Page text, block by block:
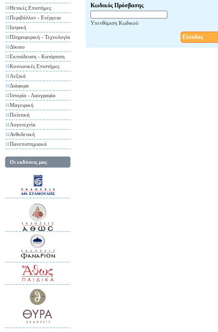
Θετικές Επιστήμες
Περιβάλλον - Ενέργεια
Ιατρική
Πληροφορική - Τεχνολογία
Δίκαιο
Εκπαίδευση - Κατάρτιση
Κοινωνικές Επιστήμες
Λεξικά
Διάφορα
Ιστορία - Λαογραφία
Μαγειρική
Πολιτική
Λογοτεχνία
Ανθοδετική
Πανεπιστημιακά
Οι εκδόσεις μας
Κωδικός Πρόσβασης
Υπενθύμιση Κωδικού
Είσοδος